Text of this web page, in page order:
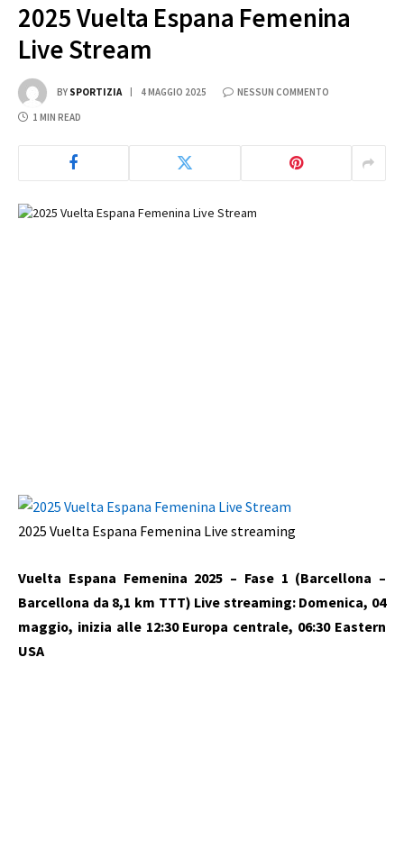
2025 Vuelta Espana Femenina
Live Stream
BY SPORTIZIA 4 MAGGIO 2025 NESSUN COMMENTO
1 MIN READ
2025 Vuelta Espana Femenina Live streaming
Vuelta Espana Femenina 2025 – Fase 1 (Barcellona –
Barcellona da 8,1 km TTT) Live streaming: Domenica, 04
maggio, inizia alle 12:30 Europa centrale, 06:30 Eastern
USA